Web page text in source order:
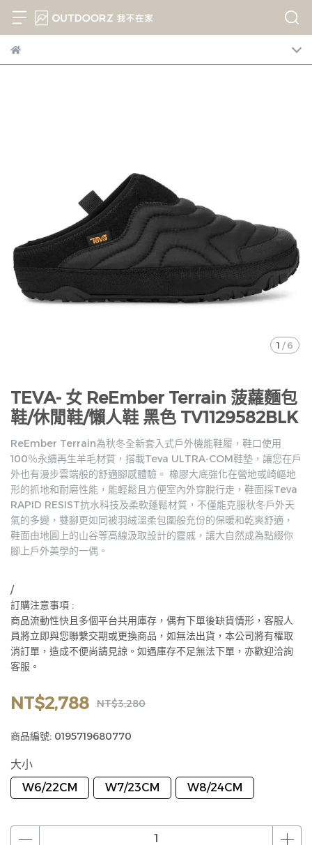
1 / 6
TEVA- 女 ReEmber Terrain 菠蘿麵包
鞋/休閒鞋/懶人鞋 黑色 TV1129582BLK
ReEmber Terrain為秋冬全新套入式戶外機能鞋履，鞋口使用
100％永續再生羊毛材質，搭載Teva ULTRA-COM鞋墊，讓您在戶
外也有漫步雲端般的舒適腳感體驗。 橡膠大底強化在營地或崎嶇地
形的抓地和耐磨性能，能輕鬆且方便室內外穿脫行走，鞋面採Teva
RAPID RESIST抗水科技及柔軟蓬鬆材質，不僅能克服秋冬戶外天
氣的多變，雙腳更如同被羽絨溫柔包圍般充份的保暖和乾爽舒適，
鞋面由地圓上的山谷等高線汲取設計的靈戚，讓大自然成為點綴你
腳上戶外美學的一偶。
/
訂購注意事項 :
商品流動性快且多個平台共用庫存，偶有下單後缺貨情形，客服人
員將立即與您聯繫交期或更換商品，如無法出貨，本公司將有權取
消訂單，造成不便尚請見諒。如遇庫存不足無法下單，亦歡迎洽詢
客服。
NT$2,788 NT$3,280
商品編號: 0195719680770
大小
W6/22CM
W7/23CM W8/24CM